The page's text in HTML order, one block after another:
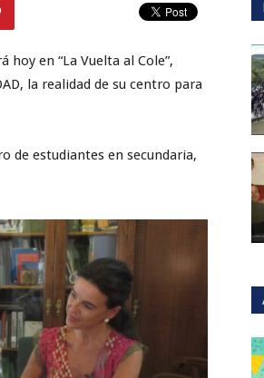
hoy en “La Vuelta al Cole”,
la realidad de su centro para
de estudiantes en secundaria,